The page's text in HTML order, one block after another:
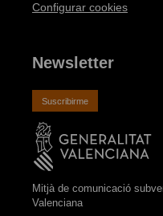
Configurar cookies
Newsletter
Suscribirme
Mitjà de comunicació
Valenciana